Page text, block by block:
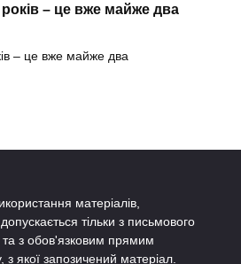
– це вже майже два
– це вже майже два
матеріалів,
тільки з письмового
з обов'язковим прямим
якої запозичений матеріал.